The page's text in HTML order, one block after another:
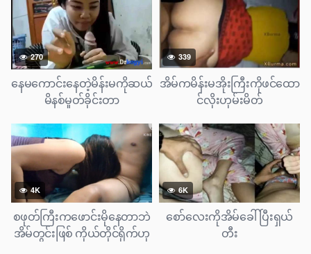
270
နေမကောင်းနေတဲ့မိန်းမကိုဆယ်
မိနစ်မှုတ်ခိုင်းတာ
339
အိမ်ကမိန်းမအိုးကြီးကိုဖင်ထော
င်လိုးဟုမ်းမိတ်
4K
စဖုတ်ကြီးကဖောင်းမိုနေတာဘဲ
အိမ်တွင်းဖြစ် ကိုယ်တိုင်ရိုက်ဟု
6K
စော်လေးကိုအိမ်ခေါ်ပြီးရှယ်
တီး